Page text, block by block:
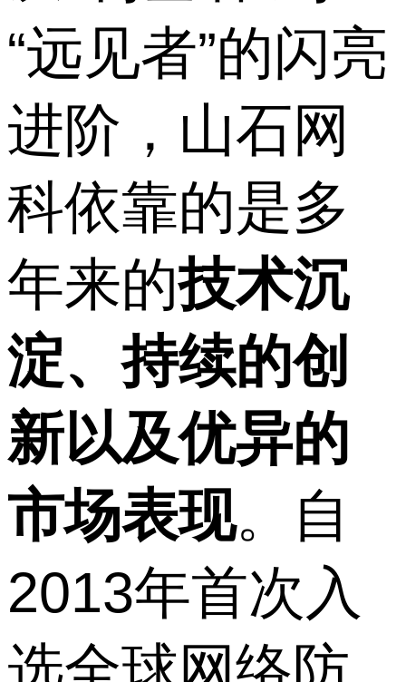
“远见者”的闪亮
进阶，山石网
科依靠的是多
年来的技术沉
淀、持续的创
新以及优异的
市场表现。自
2013年首次入
选全球网络防